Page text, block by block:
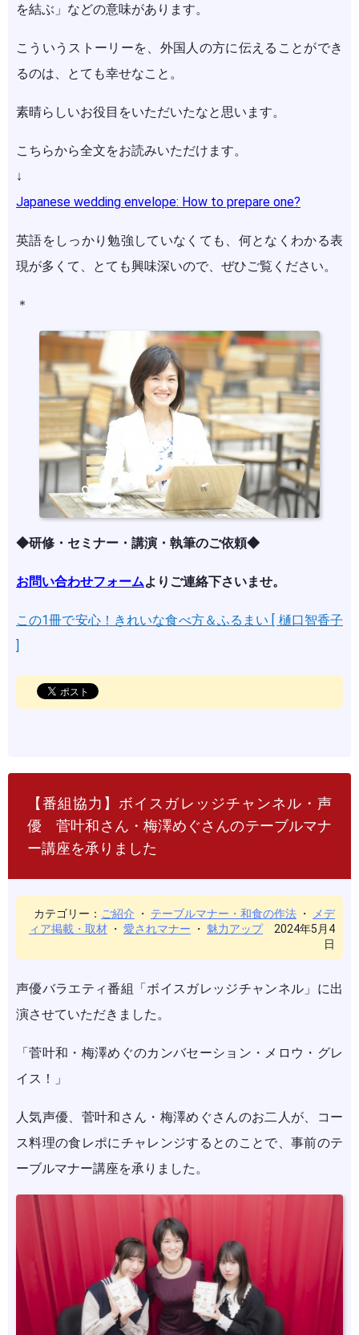
を結ぶ」などの意味があります。
こういうストーリーを、外国人の方に伝えることができ
るのは、とても幸せなこと。
素晴らしいお役目をいただいたなと思います。
こちらから全文をお読みいただけます。
↓
Japanese wedding envelope: How to prepare one?
英語をしっかり勉強していなくても、何となくわかる表
現が多くて、とても興味深いので、ぜひご覧ください。
＊
◆研修・セミナー・講演・執筆のご依頼◆
お問い合わせフォームよりご連絡下さいませ。
この1冊で安心！きれいな食べ方＆ふるまい [ 樋口智香子
]
【番組協力】ボイスガレッジチャンネル・声
優 菅叶和さん・梅澤めぐさんのテーブルマナ
ー講座を承りました
カテゴリー： ご紹介 ・ テーブルマナー・和食の作法 ・
メデ
ィア掲載・取材 ・ 愛されマナー ・ 魅力アップ2024年5月4
日
声優バラエティ番組「ボイスガレッジチャンネル」に出
演させていただきました。
「菅叶和・梅澤めぐのカンバセーション・メロウ・グレ
イス！」
人気声優、菅叶和さん・梅澤めぐさんのお二人が、コー
ス料理の食レポにチャレンジするとのことで、事前のテ
ーブルマナー講座を承りました。